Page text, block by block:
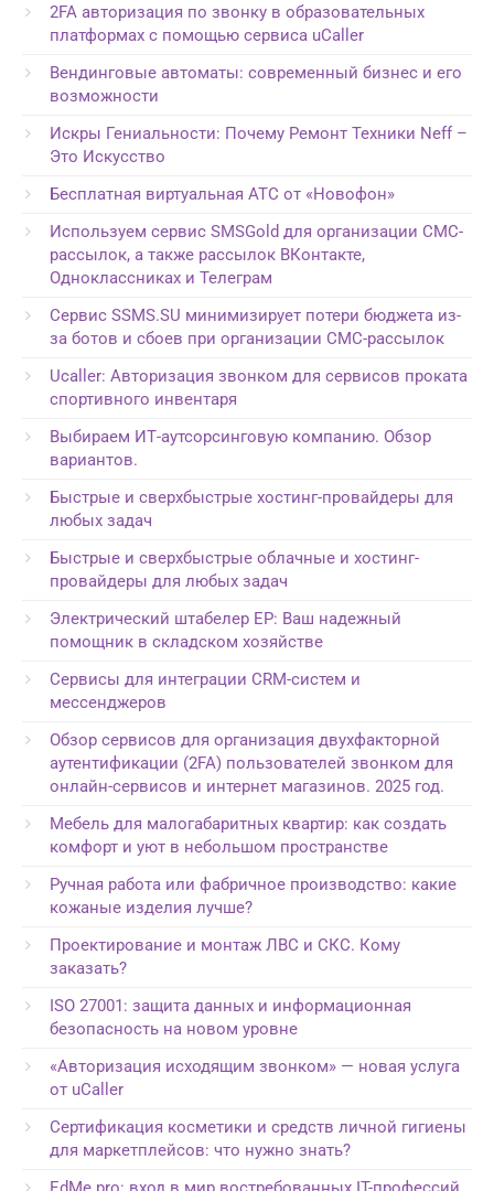
2FA авторизация по звонку в образовательных
платформах с помощью сервиса uCaller
Вендинговые автоматы: современный бизнес и его
возможности
Искры Гениальности: Почему Ремонт Техники Neff –
Это Искусство
Бесплатная виртуальная АТС от «Новофон»
Используем сервис SMSGold для организации СМС-
рассылок, а также рассылок ВКонтакте,
Одноклассниках и Телеграм
Сервис SSMS.SU минимизирует потери бюджета из-
за ботов и сбоев при организации СМС-рассылок
Ucaller: Авторизация звонком для сервисов проката
спортивного инвентаря
Выбираем ИТ-аутсорсинговую компанию. Обзор
вариантов.
Быстрые и сверхбыстрые хостинг-провайдеры для
любых задач
Быстрые и сверхбыстрые облачные и хостинг-
провайдеры для любых задач
Электрический штабелер EP: Ваш надежный
помощник в складском хозяйстве
Сервисы для интеграции CRM-систем и
мессенджеров
Обзор сервисов для организация двухфакторной
аутентификации (2FA) пользователей звонком для
онлайн-сервисов и интернет магазинов. 2025 год.
Мебель для малогабаритных квартир: как создать
комфорт и уют в небольшом пространстве
Ручная работа или фабричное производство: какие
кожаные изделия лучше?
Проектирование и монтаж ЛВС и СКС. Кому
заказать?
ISO 27001: защита данных и информационная
безопасность на новом уровне
«Авторизация исходящим звонком» — новая услуга
от uCaller
Сертификация косметики и средств личной гигиены
для маркетплейсов: что нужно знать?